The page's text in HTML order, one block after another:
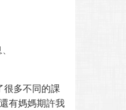
多不同的課
有媽媽期許我